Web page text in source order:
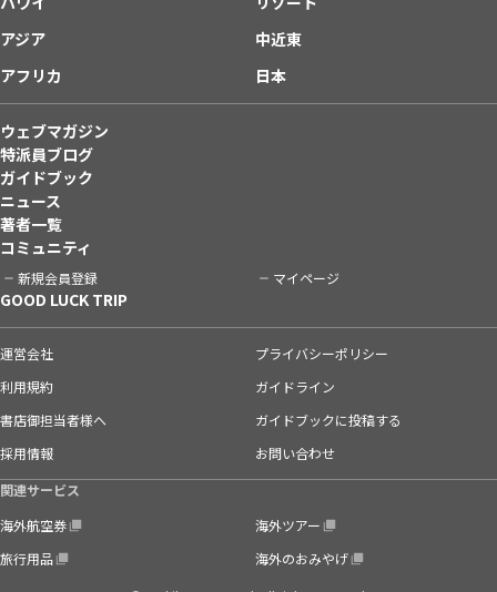
アジア
中近東
アフリカ
日本
ウェブマガジン
特派員ブログ
ガイドブック
ニュース
著者一覧
コミュニティ
新規会員登録 マイページ
GOOD LUCK TRIP
運営会社
プライバシーポリシー
利用規約
ガイドライン
書店御担当者様へ
ガイドブックに投稿する
採用情報
お問い合わせ
関連サービス
海外航空券
海外ツアー
旅行用品
海外のおみやげ